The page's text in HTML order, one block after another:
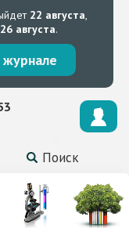
22 августа,
26 августа.
журнале
Поиск